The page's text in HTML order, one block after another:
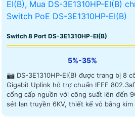
Switch 8 Port DS-3E1310HP-EI(B)
5%-35%
📷 DS-3E1310HP-EI(B) được trang bị 8
Gigabit Uplink hỗ trợ chuẩn IEEE
cổng cấp nguồn với công suất lên đến
sét lan truyền 6KV, thiết kế vỏ bằng kim